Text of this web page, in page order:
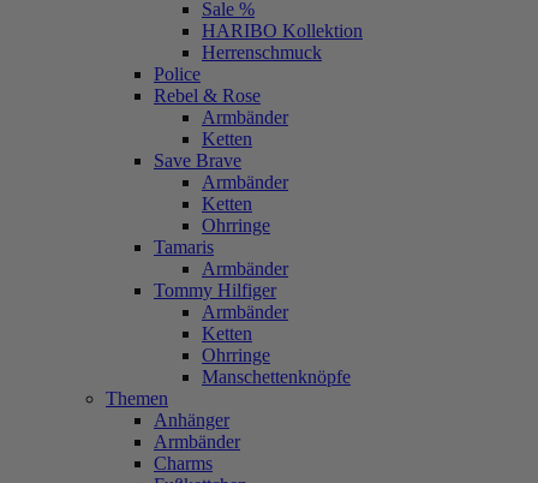
Sale %
HARIBO Kollektion
Herrenschmuck
Police
Rebel & Rose
Armbänder
Ketten
Save Brave
Armbänder
Ketten
Ohrringe
Tamaris
Armbänder
Tommy Hilfiger
Armbänder
Ketten
Ohrringe
Manschettenknöpfe
Themen
Anhänger
Armbänder
Charms